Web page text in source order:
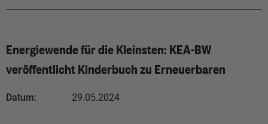
Energiewende für die Kleinsten: KEA-BW
veröffentlicht Kinderbuch zu Erneuerbaren
Datum: 29.05.2024